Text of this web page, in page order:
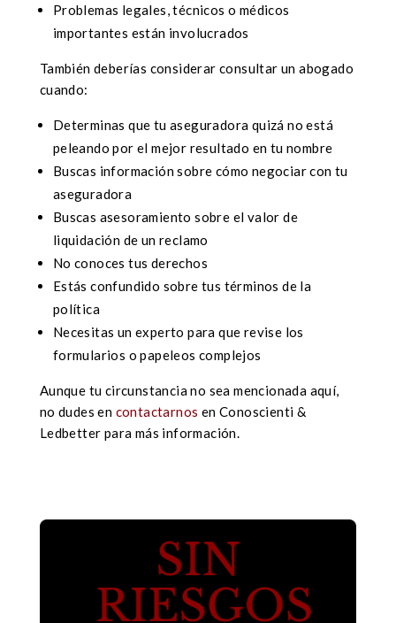
Problemas legales, técnicos o médicos
importantes están involucrados
También deberías considerar consultar un abogado
cuando:
Determinas que tu aseguradora quizá no está
peleando por el mejor resultado en tu nombre
Buscas información sobre cómo negociar con tu
aseguradora
Buscas asesoramiento sobre el valor de
liquidación de un reclamo
No conoces tus derechos
Estás confundido sobre tus términos de la
política
Necesitas un experto para que revise los
formularios o papeleos complejos
Aunque tu circunstancia no sea mencionada aquí,
no dudes en contactarnos en Conoscienti &
Ledbetter para más información.